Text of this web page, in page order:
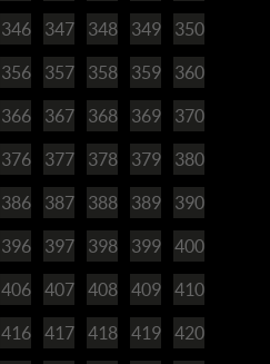
346 347 348 349 350
356 357 358 359 360
366 367 368 369 370
376 377 378 379 380
386 387 388 389 390
396 397 398 399 400
406 407 408 409 410
416 417 418 419 420